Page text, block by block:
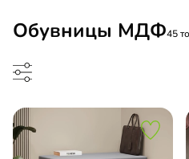
Обувницы МДФ45